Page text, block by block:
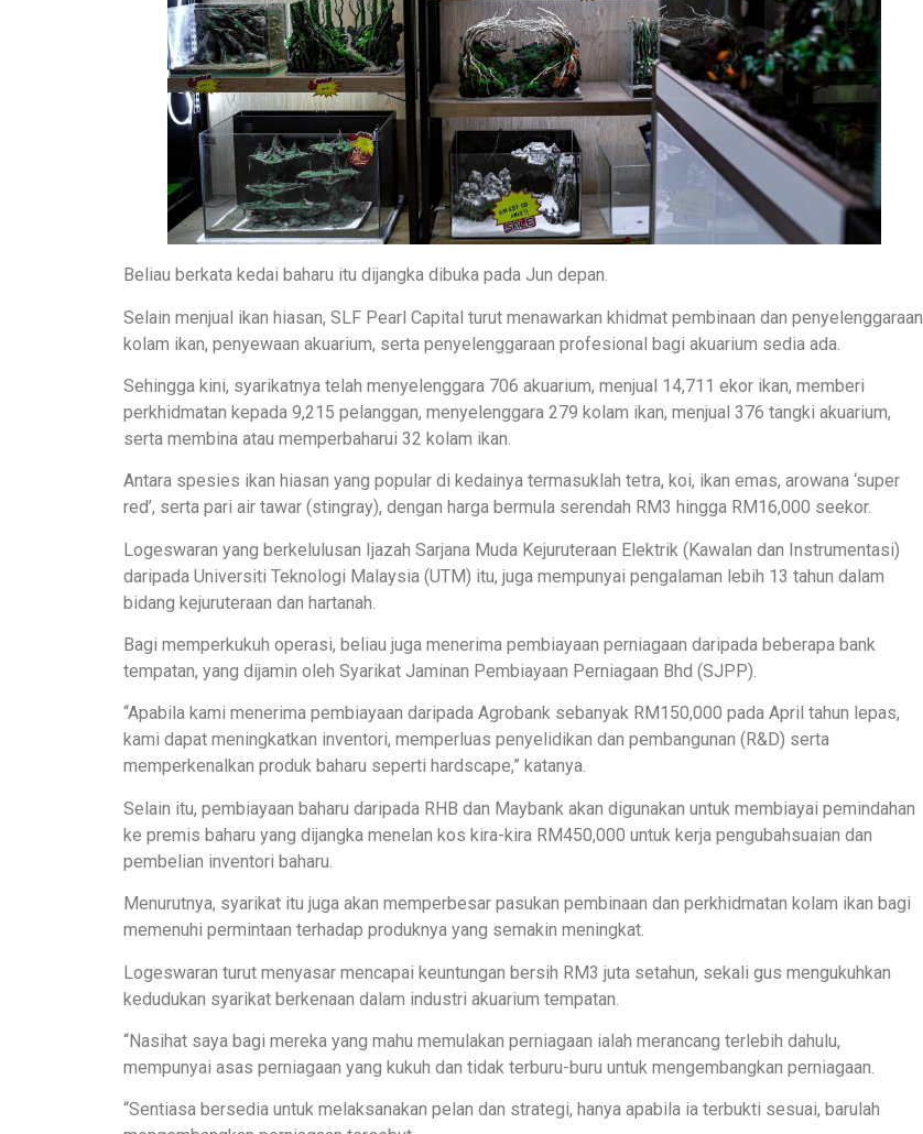
Beliau berkata kedai baharu itu dijangka dibuka pada Jun depan.
Selain menjual ikan hiasan, SLF Pearl Capital turut menawarkan khidmat pembinaan dan penyelenggaraan
kolam ikan, penyewaan akuarium, serta penyelenggaraan profesional bagi akuarium sedia ada.
Sehingga kini, syarikatnya telah menyelenggara 706 akuarium, menjual 14,711 ekor ikan, memberi
perkhidmatan kepada 9,215 pelanggan, menyelenggara 279 kolam ikan, menjual 376 tangki akuarium,
serta membina atau memperbaharui 32 kolam ikan.
Antara spesies ikan hiasan yang popular di kedainya termasuklah tetra, koi, ikan emas, arowana ‘super
red’, serta pari air tawar (stingray), dengan harga bermula serendah RM3 hingga RM16,000 seekor.
Logeswaran yang berkelulusan Ijazah Sarjana Muda Kejuruteraan Elektrik (Kawalan dan Instrumentasi)
daripada Universiti Teknologi Malaysia (UTM) itu, juga mempunyai pengalaman lebih 13 tahun dalam
bidang kejuruteraan dan hartanah.
Bagi memperkukuh operasi, beliau juga menerima pembiayaan perniagaan daripada beberapa bank
tempatan, yang dijamin oleh Syarikat Jaminan Pembiayaan Perniagaan Bhd (SJPP).
“Apabila kami menerima pembiayaan daripada Agrobank sebanyak RM150,000 pada April tahun lepas,
kami dapat meningkatkan inventori, memperluas penyelidikan dan pembangunan (R&D) serta
memperkenalkan produk baharu seperti hardscape,” katanya.
Selain itu, pembiayaan baharu daripada RHB dan Maybank akan digunakan untuk membiayai pemindahan
ke premis baharu yang dijangka menelan kos kira-kira RM450,000 untuk kerja pengubahsuaian dan
pembelian inventori baharu.
Menurutnya, syarikat itu juga akan memperbesar pasukan pembinaan dan perkhidmatan kolam ikan bagi
memenuhi permintaan terhadap produknya yang semakin meningkat.
Logeswaran turut menyasar mencapai keuntungan bersih RM3 juta setahun, sekali gus mengukuhkan
kedudukan syarikat berkenaan dalam industri akuarium tempatan.
“Nasihat saya bagi mereka yang mahu memulakan perniagaan ialah merancang terlebih dahulu,
mempunyai asas perniagaan yang kukuh dan tidak terburu-buru untuk mengembangkan perniagaan.
“Sentiasa bersedia untuk melaksanakan pelan dan strategi, hanya apabila ia terbukti sesuai, barulah